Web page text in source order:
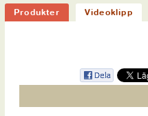
Produkter Videoklipp